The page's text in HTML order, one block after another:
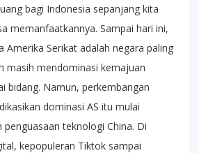
bagi Indonesia sepanjang kita
memanfaatkannya. Sampai hari ini,
Amerika Serikat adalah negara paling
masih mendominasi kemajuan
bidang. Namun, perkembangan
dominasi AS itu mulai
teknologi China. Di
kepopuleran Tiktok sampai